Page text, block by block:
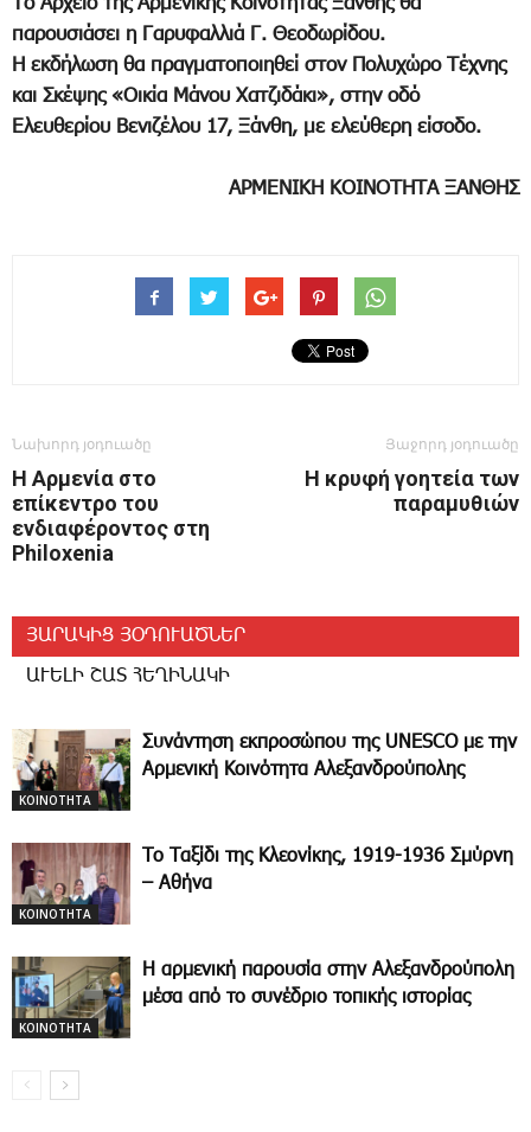
Το Αρχείο της Αρμενικής Κοινότητας Ξάνθης θα
παρουσιάσει η Γαρυφαλλιά Γ. Θεοδωρίδου.
Η εκδήλωση θα πραγματοποιηθεί στον Πολυχώρο Τέχνης
και Σκέψης «Οικία Μάνου Χατζιδάκι», στην οδό
Ελευθερίου Βενιζέλου 17, Ξάνθη, με ελεύθερη είσοδο.
ΑΡΜΕΝΙΚΗ ΚΟΙΝΟΤΗΤΑ ΞΑΝΘΗΣ
Նախորդ յօդուածը
Η Αρμενία στο
επίκεντρο του
ενδιαφέροντος στη
Philoxenia
Յաջորդ յօդուածը
Η κρυφή γοητεία των
παραμυθιών
ՅԱՐԱԿԻՑ ՅՕԴՈՒԱԾՆԵՐ
ԱՒԵԼԻ ՇԱՏ ՀԵՂԻՆԱԿԻ
ΚΟΙΝΟΤΗΤΑ
Συνάντηση εκπροσώπου της UNESCO με την
Αρμενική Κοινότητα Αλεξανδρούπολης
ΚΟΙΝΟΤΗΤΑ
Το Ταξίδι της Κλεονίκης, 1919-1936 Σμύρνη
– Αθήνα
ΚΟΙΝΟΤΗΤΑ
Η αρμενική παρουσία στην Αλεξανδρούπολη
μέσα από το συνέδριο τοπικής ιστορίας